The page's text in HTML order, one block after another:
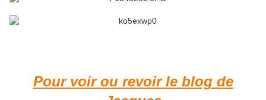
Pour voir ou revoir le blog de